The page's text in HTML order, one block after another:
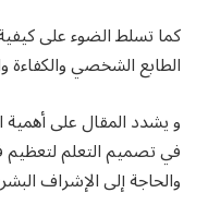
كما تسلط الضوء على
الطابع الشخصي والكفاءة
‏و يشدد المقال على
في تصميم التعلم ‏لتعظيم
والحاجة إلى الإشراف